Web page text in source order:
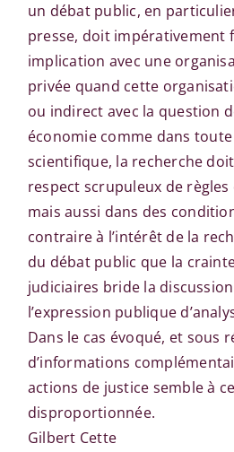
un débat public, en
presse, doit impérativement
implication avec une
privée quand cette
ou indirect avec la question
économie comme dans
scientifique, la recherche
respect scrupuleux de
mais aussi dans des
contraire à l’intérêt de la
du débat public que la
judiciaires bride la
l’expression publique
Dans le cas évoqué, et sous
d’informations
actions de justice semble à
disproportionnée.
Gilbert Cette